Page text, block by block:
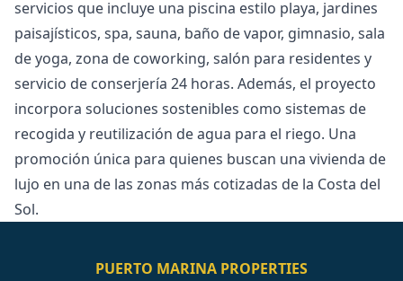
servicios que incluye una piscina estilo playa, jardines
paisajísticos, spa, sauna, baño de vapor, gimnasio, sala
de yoga, zona de coworking, salón para residentes y
servicio de conserjería 24 horas. Además, el proyecto
incorpora soluciones sostenibles como sistemas de
recogida ‌y ‌reutilización ‌de ‌agua ‌para el riego. Una
promoción ‌única ‌para ‌quienes buscan una ‌vivienda ‌de
‌lujo ‌en una ‌de las zonas ‌más ‌cotizadas ‌de ‌la ‌Costa ‌del
‌Sol.
PUERTO MARINA PROPERTIES